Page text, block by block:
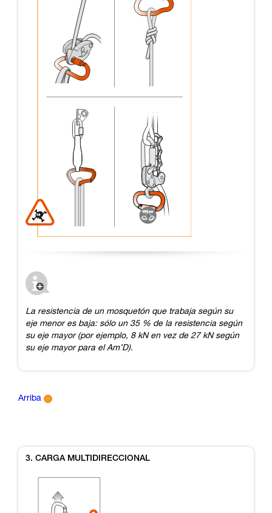
La resistencia de un mosquetón que trabaja según su
eje menor es baja: sólo un 35 % de la resistencia según
su eje mayor (por ejemplo, 8 kN en vez de 27 kN según
su eje mayor para el Am’D).
Arriba
3. CARGA MULTIDIRECCIONAL